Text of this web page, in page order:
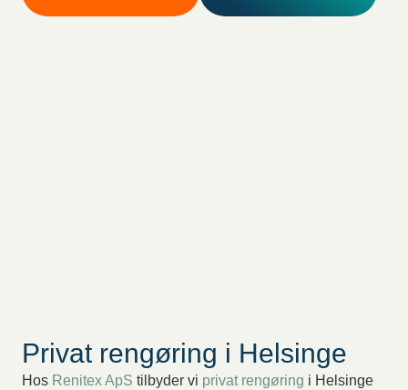
Privat rengøring i Helsinge
Hos Renitex ApS tilbyder vi privat rengøring i Helsinge